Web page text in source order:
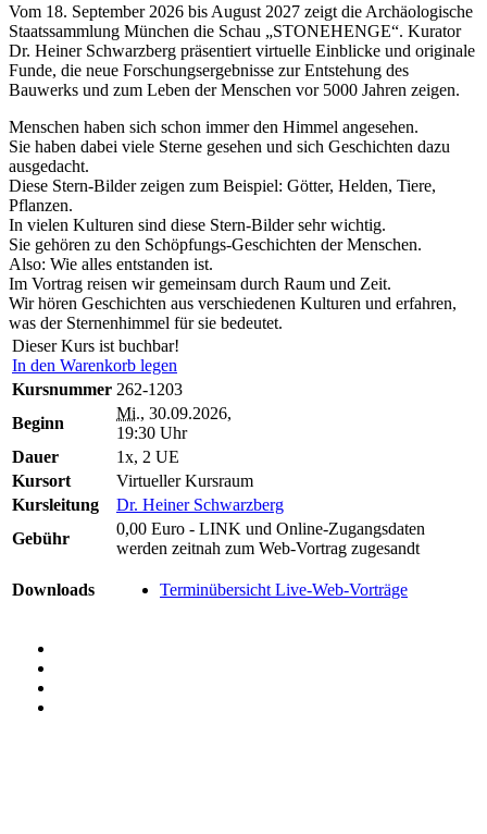
Vom 18. September 2026 bis August 2027 zeigt die Archäologische
Staatssammlung München die Schau „STONEHENGE“. Kurator
Dr. Heiner Schwarzberg präsentiert virtuelle Einblicke und originale
Funde, die neue Forschungsergebnisse zur Entstehung des
Bauwerks und zum Leben der Menschen vor 5000 Jahren zeigen.
Menschen haben sich schon immer den Himmel angesehen.
Sie haben dabei viele Sterne gesehen und sich Geschichten dazu
ausgedacht.
Diese Stern-Bilder zeigen zum Beispiel: Götter, Helden, Tiere,
Pflanzen.
In vielen Kulturen sind diese Stern-Bilder sehr wichtig.
Sie gehören zu den Schöpfungs-Geschichten der Menschen.
Also: Wie alles entstanden ist.
Im Vortrag reisen wir gemeinsam durch Raum und Zeit.
Wir hören Geschichten aus verschiedenen Kulturen und erfahren,
was der Sternenhimmel für sie bedeutet.
Dieser Kurs ist buchbar!
In den Warenkorb legen
Kursnummer 262-1203
Beginn
Mi., 30.09.2026,
19:30 Uhr
Dauer
1x, 2 UE
Kursort
Virtueller Kursraum
Kursleitung
Dr. Heiner Schwarzberg
Gebühr
0,00 Euro - LINK und Online-Zugangsdaten
werden zeitnah zum Web-Vortrag zugesandt
Downloads Terminübersicht Live-Web-Vorträge